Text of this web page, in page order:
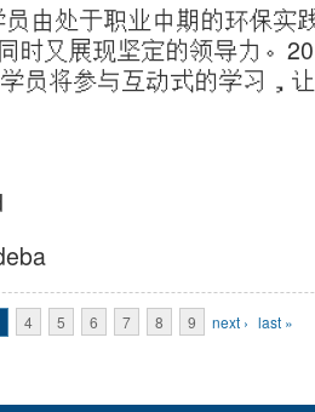
由处于职业中期的环保实
时又展现坚定的领导力。
员将参与互动式的学习，
4 5 6 7 8 9 next › last »